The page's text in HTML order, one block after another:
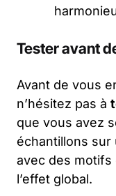
Tester avant
Avant de vous
n’hésitez pas à
que vous avez
échantillons sur
avec des motifs
l’effet global.